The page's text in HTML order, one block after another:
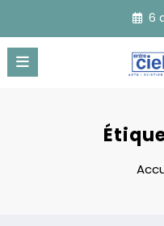
contenu
6